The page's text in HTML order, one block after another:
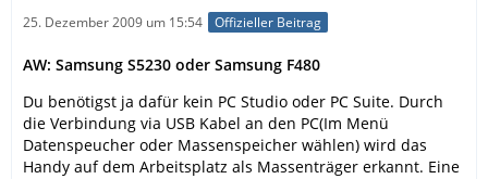
25. Dezember 2009 um 15:54 Offizieller Beitrag
AW: Samsung S5230 oder Samsung F480
Du benötigst ja dafür kein PC Studio oder PC Suite. Durch
die Verbindung via USB Kabel an den PC(Im Menü
Datenspeucher oder Massenspeicher wählen) wird das
Handy auf dem Arbeitsplatz als Massenträger erkannt. Eine